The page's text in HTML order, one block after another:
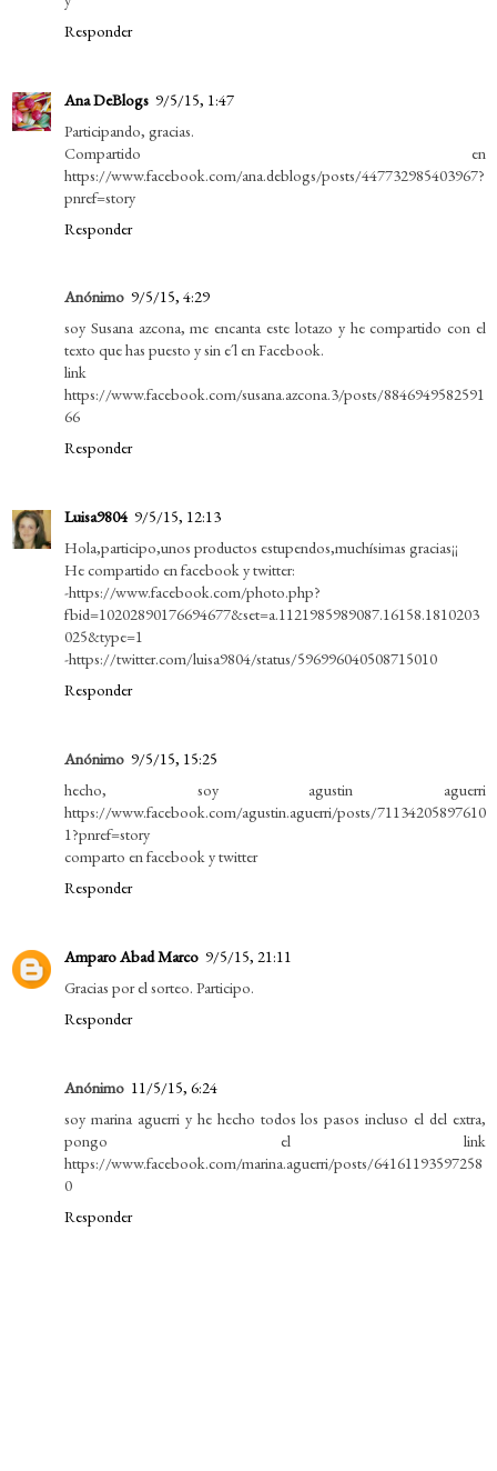
Responder
Ana DeBlogs 9/5/15, 1:47
Participando, gracias.
Compartido en
https://www.facebook.com/ana.deblogs/posts/447732985403967?
pnref=story
Responder
Anónimo 9/5/15, 4:29
soy Susana azcona, me encanta este lotazo y he compartido con el
texto que has puesto y sin e´l en Facebook.
link
https://www.facebook.com/susana.azcona.3/posts/8846949582591
66
Responder
Luisa9804 9/5/15, 12:13
Hola,participo,unos productos estupendos,muchísimas gracias¡¡
He compartido en facebook y twitter:
-https://www.facebook.com/photo.php?
fbid=10202890176694677&set=a.1121985989087.16158.1810203
025&type=1
-https://twitter.com/luisa9804/status/596996040508715010
Responder
Anónimo 9/5/15, 15:25
hecho, soy agustin aguerri
https://www.facebook.com/agustin.aguerri/posts/71134205897610
1?pnref=story
comparto en facebook y twitter
Responder
Amparo Abad Marco 9/5/15, 21:11
Gracias por el sorteo. Participo.
Responder
Anónimo 11/5/15, 6:24
soy marina aguerri y he hecho todos los pasos incluso el del extra,
pongo el link
https://www.facebook.com/marina.aguerri/posts/64161193597258
0
Responder